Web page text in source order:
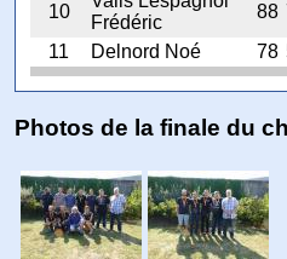
10
Frédéric
88
11
Delnord Noé 78
Photos de la finale du